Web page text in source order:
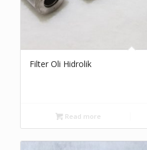
Filter Oli Hidrolik
Read more